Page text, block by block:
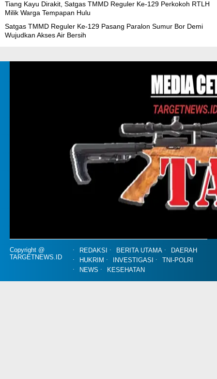
Tiang Kayu Dirakit, Satgas TMMD Reguler Ke-129 Perkokoh RTLH
Milik Warga Tempapan Hulu
Satgas TMMD Reguler Ke-129 Pasang Paralon Sumur Bor Demi
Wujudkan Akses Air Bersih
Copyright @
TARGETNEWS.ID
REDAKSI BERITA UTAMA
DAERAH
HUKRIM
INVESTIGASI
TNI-POLRI
NEWS
KESEHATAN